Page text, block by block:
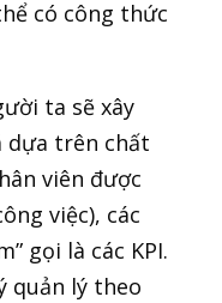
có công thức
ta sẽ xây
dựa trên chất
viên được
việc), các
gọi là các KPI.
quản lý theo